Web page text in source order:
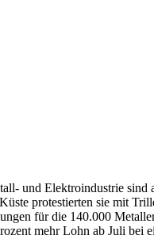
und Elektroindustrie
protestierten sie mit
für die 140.000
mehr Lohn ab Juli bei